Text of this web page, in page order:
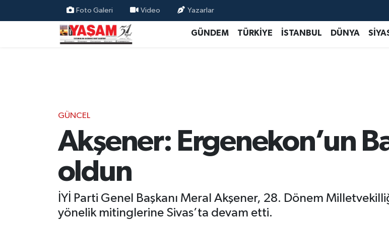
Foto Galeri Video Yazarlar
GÜNDEM TÜRKİYE İSTANBUL DÜNYA
GÜNCEL
Akşener: Ergenekon’un
oldun
İYİ Parti Genel Başkanı Meral Akşener, 28. Dönem
yönelik mitinglerine Sivas’ta devam etti.